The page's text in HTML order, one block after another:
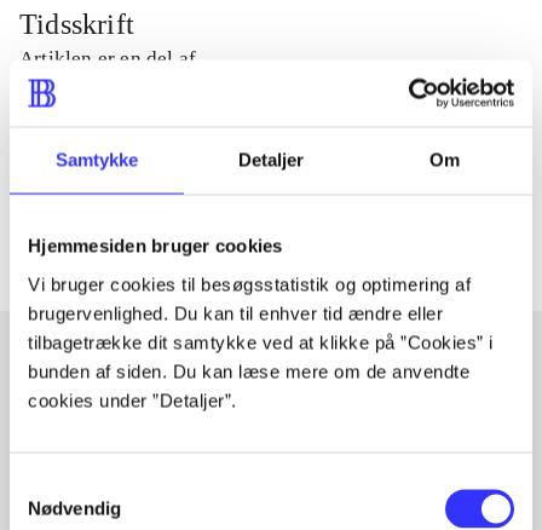
Samtykke Detaljer Om
Hjemmesiden bruger cookies
Vi bruger cookies til besøgsstatistik og optimering af
brugervenlighed. Du kan til enhver tid ændre eller
tilbagetrække dit samtykke ved at klikke på ”Cookies” i
bunden af siden. Du kan læse mere om de anvendte
cookies under ”Detaljer”.
Nødvendig
Tidsskrift
Artiklen er en del af
Tidsskrift
Artiklerne i handler ofte om
Artikler med samme emner